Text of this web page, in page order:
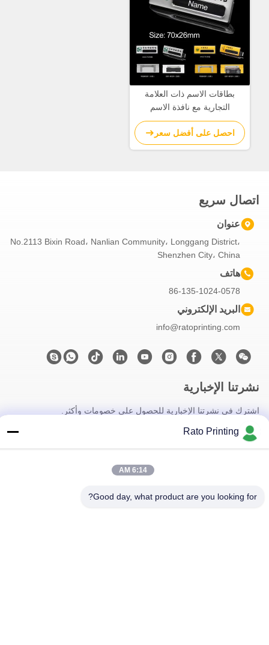
بطاقات الاسم ذات العلامة
التجارية مع نافذة الاسم
احصل على أفضل سعر
اتصال سريع
عنوان
No.2113 Bixin Road، Nanlian Community، Longgang District،
Shenzhen City، China
هاتف
86-135-1024-0578
البريد الإلكتروني
info@ratoprinting.com
نشرتنا الإخبارية
اشترك في نشرتنا الإخبارية للحصول على خصومات وأكثر.
Rato Printing
6:14 AM
Good day, what product are you looking for?